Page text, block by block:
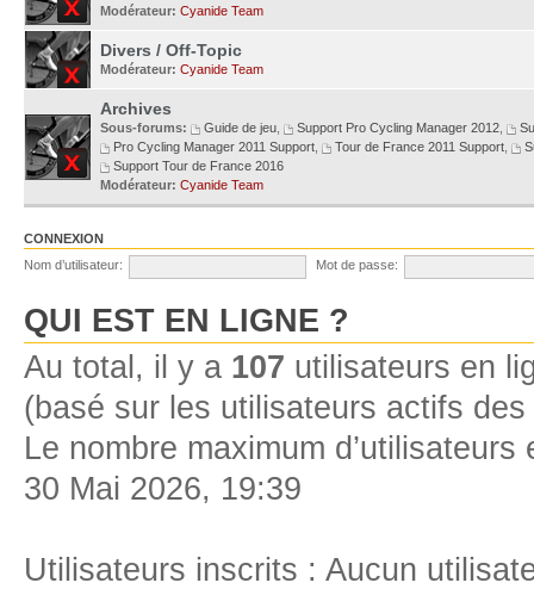
Modérateur: Cyanide Team
Divers / Off-Topic
Modérateur: Cyanide Team
Archives
Sous-forums: Guide de jeu Support Pro Cycling Manager 2012
Pro Cycling Manager 2011 Support
Tour de France 2011 Support
Support Tour de France 2016
Modérateur: Cyanide Team
CONNEXION
Nom d’utilisateur:
Mot de passe:
QUI EST EN LIGNE ?
Au total, il y a 107 utilisateurs en
(basé sur les utilisateurs actifs
Le nombre maximum
30 Mai 2026, 19:39
Utilisateurs inscrits : Aucun